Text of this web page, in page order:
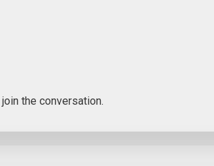
the conversation.